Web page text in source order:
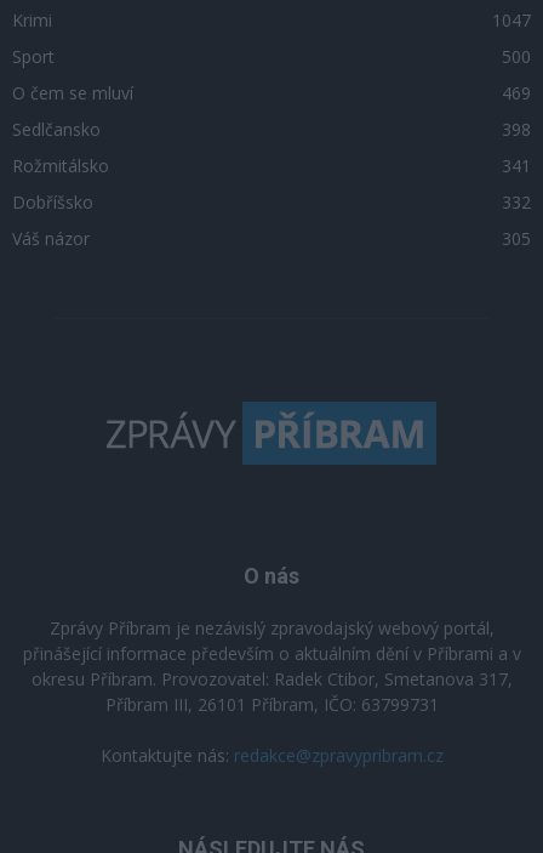
Krimi
1047
Sport
500
O čem se mluví
469
Sedlčansko
398
Rožmitálsko
341
Dobříšsko
332
Váš názor
305
O nás
Zprávy Příbram je nezávislý zpravodajský webový portál,
přinášející informace především o aktuálním dění v Příbrami a v
okresu Příbram. Provozovatel: Radek Ctibor, Smetanova 317,
Příbram III, 26101 Příbram, IČO: 63799731
Kontaktujte nás: redakce@zpravypribram.cz